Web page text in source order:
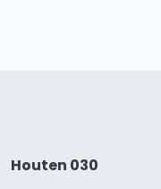
Houten 030